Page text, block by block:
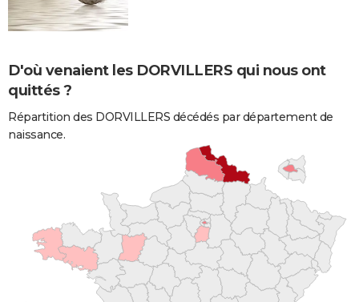
D'où venaient les DORVILLERS qui nous ont
quittés ?
Répartition des DORVILLERS décédés par département de
naissance.